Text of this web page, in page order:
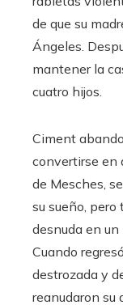
de que su
Ángeles.
mantener la
cuatro hijos.
Ciment
convertirse en
de Mesches,
su sueño,
desnuda en
Cuando
destrozada y
reanudaron su